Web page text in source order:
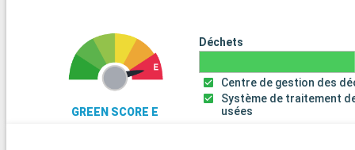
amateurs de snorkeling. Explorez le parc national marin de
pour ses récifs coralliens préservés. La ville elle-même, avec
colorés, offre une ambiance décontractée. Visitez le sanctuaire
une expérience unique. Le marché local est parfait pour
spécialités culinaires et acheter de l'artisanat.
GREEN SCORE E
Déchets
Centre de gestion des
Système de traitement
usées